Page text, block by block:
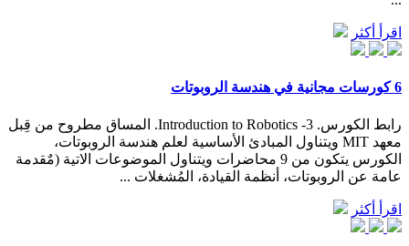
اقرأ أكثر
6 كورسات مجانية في هندسة الروبوتات
رابط الكورس. 3- Introduction to Robotics. المساق مطروح من قِبل
معهد MIT ويتناول المبادئ الأساسية لعلم هندسة الروبوتات،
الكورس يتكون من 9 محاضرات ويتناول الموضوعات الاتية (مٌقدمة
عامة عن الروبوتات، أنظمة القيادة، المُشغلات ...
اقرأ أكثر